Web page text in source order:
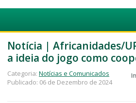
Notícia | Africanidades/
a ideia do jogo como
Categoria: Notícias e Comunicados
Publicado: 06 de Dezembro de 2024